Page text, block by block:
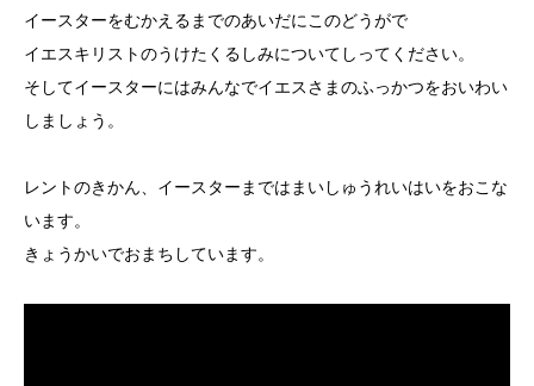
イースターをむかえるまでのあいだにこのどうがで
イエスキリストのうけたくるしみについてしってください。
そしてイースターにはみんなでイエスさまのふっかつをおいわい
しましょう。
レントのきかん、イースターまではまいしゅうれいはいをおこな
います。
きょうかいでおまちしています。